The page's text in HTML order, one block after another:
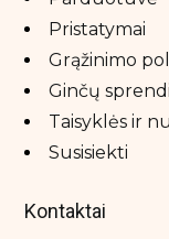
Kūno priežiūra
Apsauga nuo
Imtymios
Kūno kremai
Kūno
Pristatymai
Grąžinimo
Ginčų
Taisyklės ir
Susisiekti
Kontaktai